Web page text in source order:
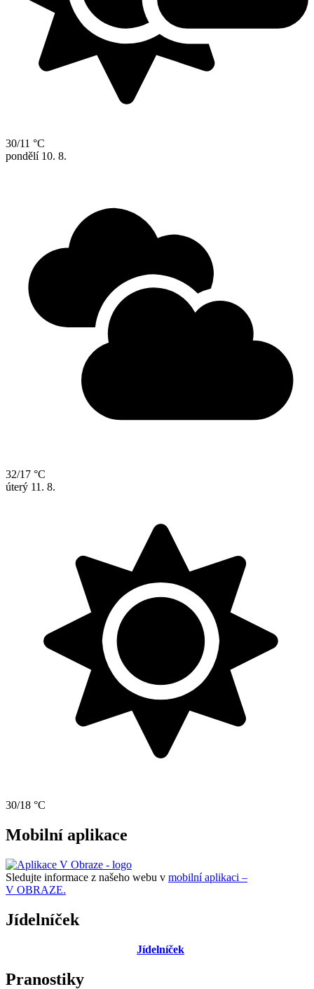
30/11 °C
pondělí 10. 8.
32/17 °C
úterý 11. 8.
30/18 °C
Mobilní aplikace
Sledujte informace z našeho webu v mobilní aplikaci –
V OBRAZE.
Jídelníček
Jídelníček
Pranostiky